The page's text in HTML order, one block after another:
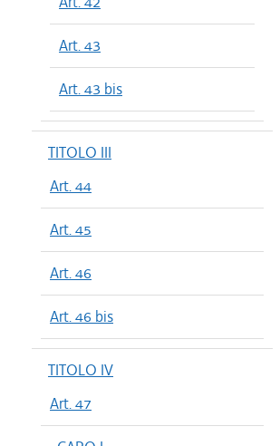
Art. 43
Art. 43 bis
TITOLO III
Art. 44
Art. 45
Art. 46
Art. 46 bis
TITOLO IV
Art. 47